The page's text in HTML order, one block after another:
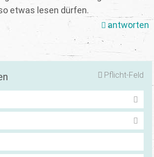
etwas lesen dürfen.
antworten
Pflicht-Feld